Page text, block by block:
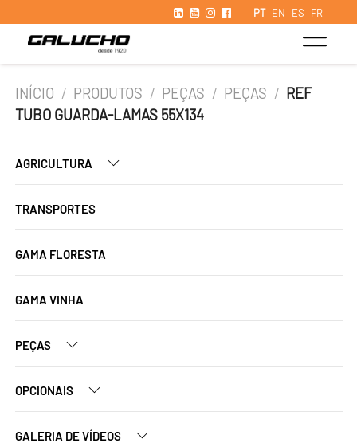
PT EN ES FR
INÍCIO / PRODUTOS / PEÇAS / PEÇAS / REF
TUBO GUARDA-LAMAS 55X134
AGRICULTURA
TRANSPORTES
GAMA FLORESTA
GAMA VINHA
PEÇAS
OPCIONAIS
GALERIA DE VÍDEOS